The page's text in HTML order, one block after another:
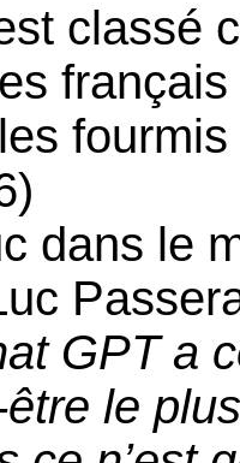
classé
dans le
GPT a
le